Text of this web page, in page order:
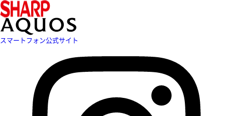
スマートフォン公式サイト